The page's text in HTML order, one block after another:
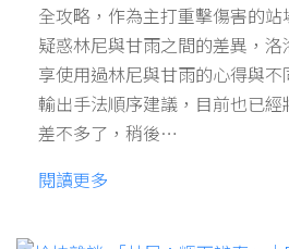
全攻略，作為主打重擊傷害的
疑惑林尼與甘雨之間的差異，
享使用過林尼與甘雨的心得與
輸出手法順序建議，目前也已
差不多了，稍後…
閱讀更多